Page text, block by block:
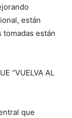
están
están
“VUELVA AL
que